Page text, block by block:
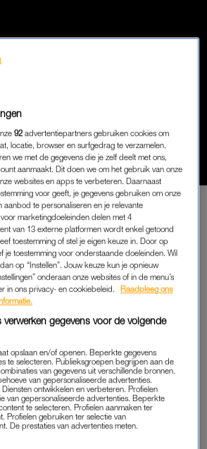
VROUW VERLAAT
(43): 'MIJN TWEE
KINDEREN ZIJN BIJ
EN HEB IK AL
NIET GEZIEN'
PREMIUM
VERDER MET
PREMIUM
toegang tot alle
online
te gekke winacties en
92 advertentiepartners gebruiken cookies om
locatie, browser en surfgedrag te verzamelen.
we met de gegevens die je zelf deelt met ons,
aanmaakt. Dit doen we om het gebruik van onze
websites en apps te verbeteren. Daarnaast
voor geeft, je gegevens gebruiken om onze
aanbod te personaliseren en je relevante
marketingdoeleinden delen met 4
van 13 externe platformen wordt enkel getoond
toestemming of stel je eigen keuze in. Door op
je toestemming voor onderstaande doeleinden. Wil
op “Instellen”. Jouw keuze kun je opnieuw
onderaan onze websites of in de menu’s
in ons privacy- en cookiebeleid.
Raadpleeg ons
verwerken gegevens voor de volgende
opslaan en/of openen. Beperkte gegevens
te selecteren. Publieksgroepen begrijpen aan de
van gegevens uit verschillende bronnen.
van gepersonaliseerde advertenties.
ontwikkelen en verbeteren. Profielen
van gepersonaliseerde advertenties. Beperkte
te selecteren. Profielen aanmaken ter
Profielen gebruiken ter selectie van
De prestaties van advertenties meten.